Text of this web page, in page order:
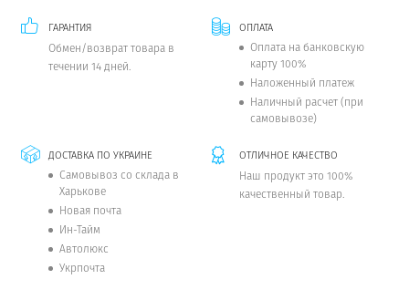
ГАРАНТИЯ
Обмен/возврат товара в
течении 14 дней.
ОПЛАТА
Оплата на банковскую
карту 100%
Наложенный платеж
Наличный расчет (при
самовывозе)
ДОСТАВКА ПО УКРАИНЕ
Самовывоз со склада в
Харькове
Новая почта
Ин-Тайм
Автолюкс
Укрпочта
ОТЛИЧНОЕ КАЧЕСТВО
Наш продукт это 100%
качественный товар.